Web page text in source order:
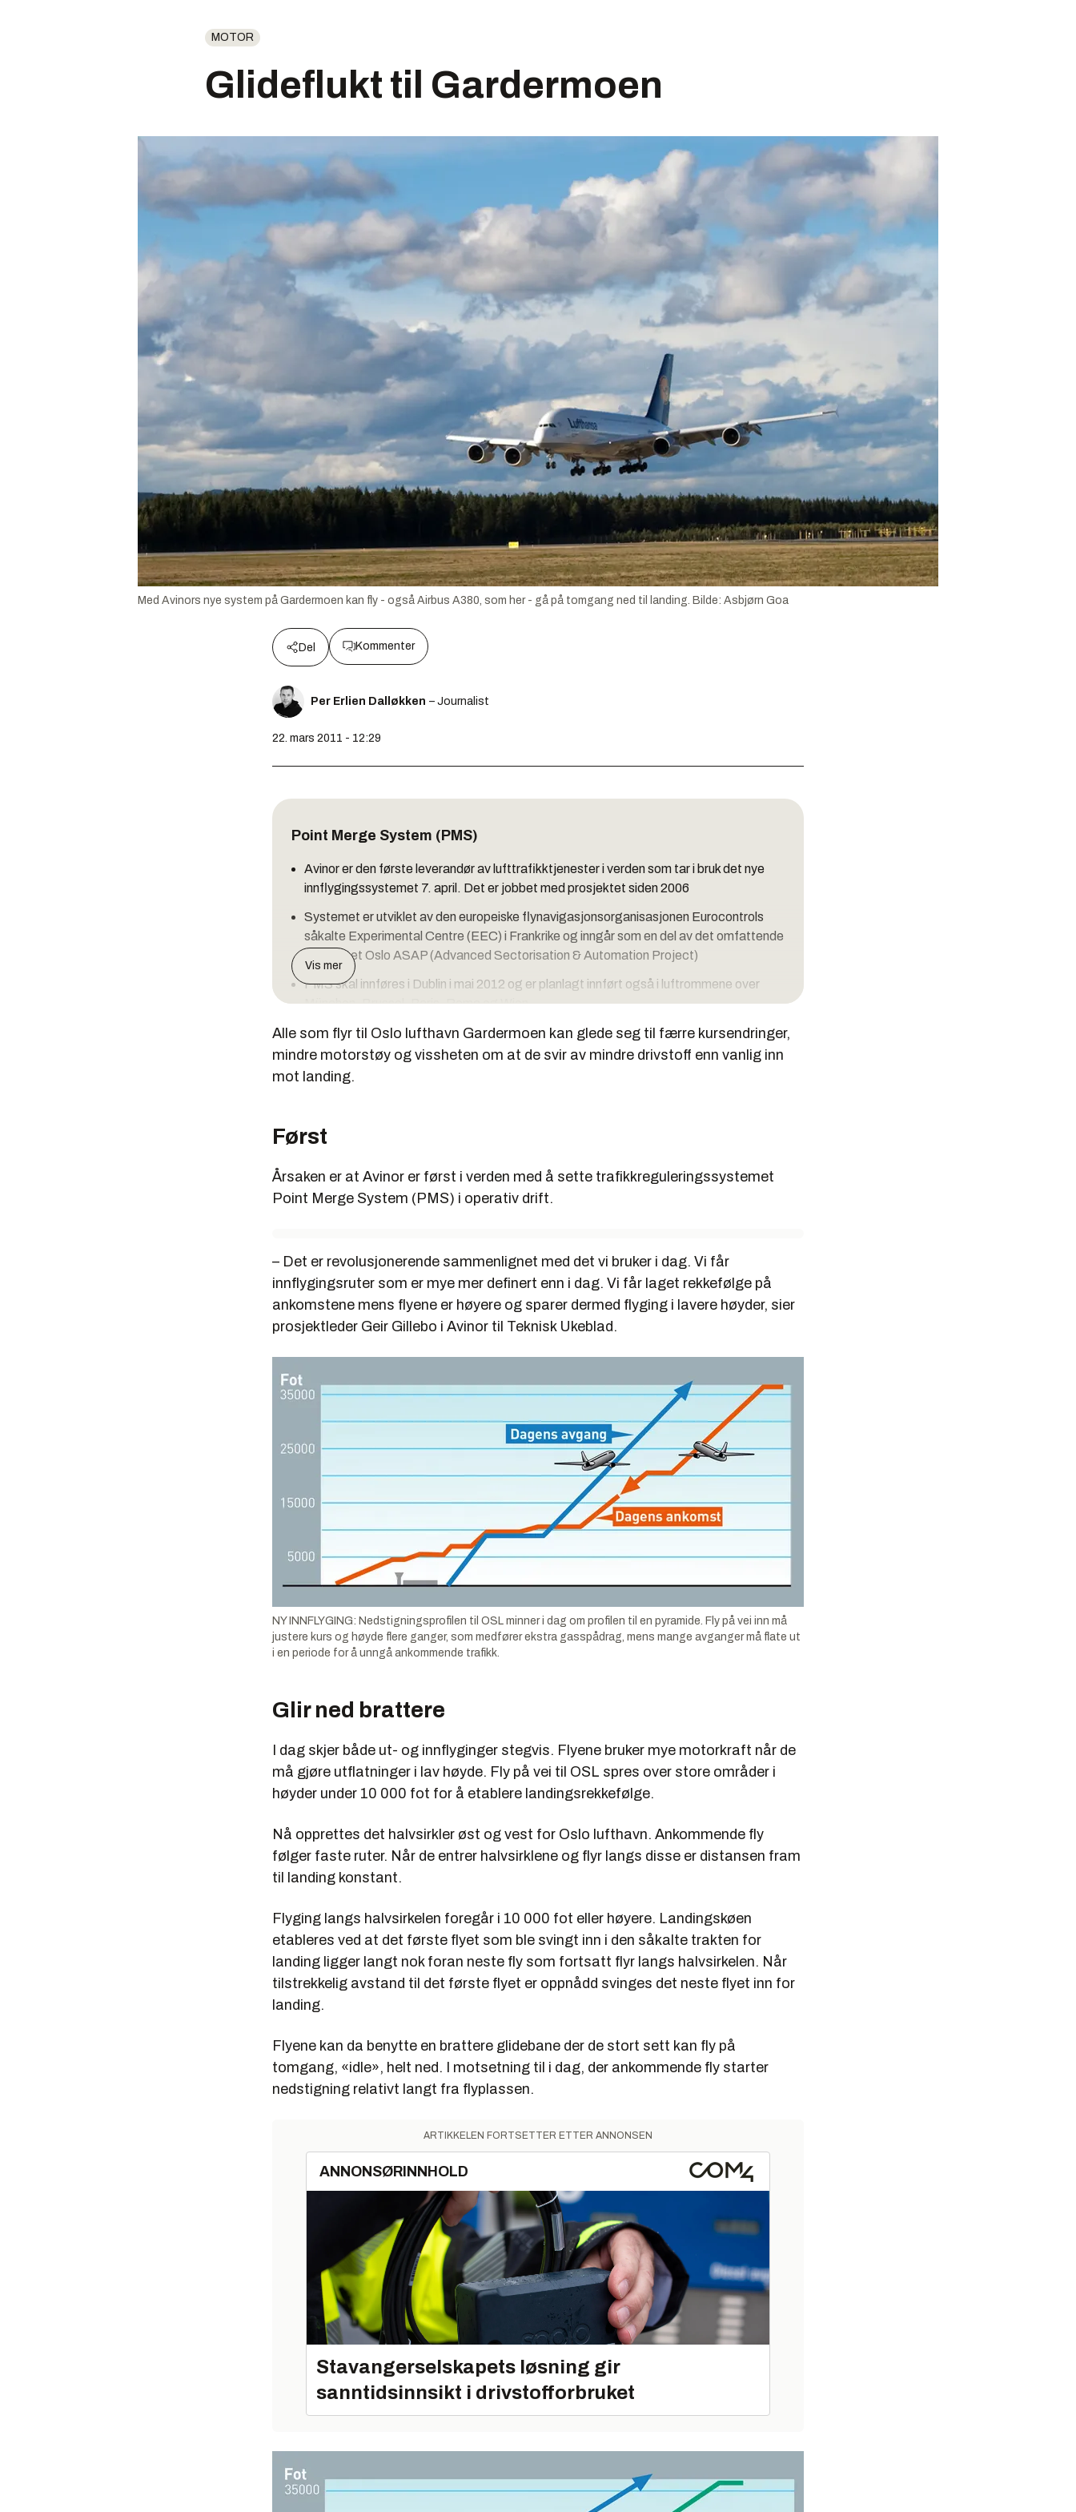
MOTOR
Glideflukt til Gardermoen
Med Avinors nye system på Gardermoen kan fly - også Airbus A380, som her - gå på tomgang ned til landing. Bilde: Asbjørn Goa
Del Kommenter
Per Erlien Dalløkken – Journalist
22. mars 2011 - 12:29
Point Merge System (PMS)
Avinor er den første leverandør av lufttrafikktjenester i verden som tar i bruk det nye
innflygingssystemet 7. april. Det er jobbet med prosjektet siden 2006
Systemet er utviklet av den europeiske flynavigasjonsorganisasjonen Eurocontrols
såkalte Experimental Centre (EEC) i Frankrike og inngår som en del av det omfattende
prosjektet Oslo ASAP (Advanced Sectorisation & Automation Project)
PMS skal innføres i Dublin i mai 2012 og er planlagt innført også i luftrommene over
München, Brussel, Paris, Roma og Wien
Avinor vurderer en variant av systemet også for Stavanger, Bergen og Trondheim
Vis mer
Alle som flyr til Oslo lufthavn Gardermoen kan glede seg til færre kursendringer,
mindre motorstøy og vissheten om at de svir av mindre drivstoff enn vanlig inn
mot landing.
Først
Årsaken er at Avinor er først i verden med å sette trafikkreguleringssystemet
Point Merge System (PMS) i operativ drift.
– Det er revolusjonerende sammenlignet med det vi bruker i dag. Vi får
innflygingsruter som er mye mer definert enn i dag. Vi får laget rekkefølge på
ankomstene mens flyene er høyere og sparer dermed flyging i lavere høyder, sier
prosjektleder Geir Gillebo i Avinor til Teknisk Ukeblad.
NY INNFLYGING: Nedstigningsprofilen til OSL minner i dag om profilen til en pyramide. Fly på vei inn må
justere kurs og høyde flere ganger, som medfører ekstra gasspådrag, mens mange avganger må flate ut
i en periode for å unngå ankommende trafikk.
Glir ned brattere
I dag skjer både ut- og innflyginger stegvis. Flyene bruker mye motorkraft når de
må gjøre utflatninger i lav høyde. Fly på vei til OSL spres over store områder i
høyder under 10 000 fot for å etablere landingsrekkefølge.
Nå opprettes det halvsirkler øst og vest for Oslo lufthavn. Ankommende fly
følger faste ruter. Når de entrer halvsirklene og flyr langs disse er distansen fram
til landing konstant.
Flyging langs halvsirkelen foregår i 10 000 fot eller høyere. Landingskøen
etableres ved at det første flyet som ble svingt inn i den såkalte trakten for
landing ligger langt nok foran neste fly som fortsatt flyr langs halvsirkelen. Når
tilstrekkelig avstand til det første flyet er oppnådd svinges det neste flyet inn for
landing.
Flyene kan da benytte en brattere glidebane der de stort sett kan fly på
tomgang, «idle», helt ned. I motsetning til i dag, der ankommende fly starter
nedstigning relativt langt fra flyplassen.
ARTIKKELEN FORTSETTER ETTER ANNONSEN
ANNONSØRINNHOLD
Stavangerselskapets løsning gir
sanntidsinnsikt i drivstofforbruket